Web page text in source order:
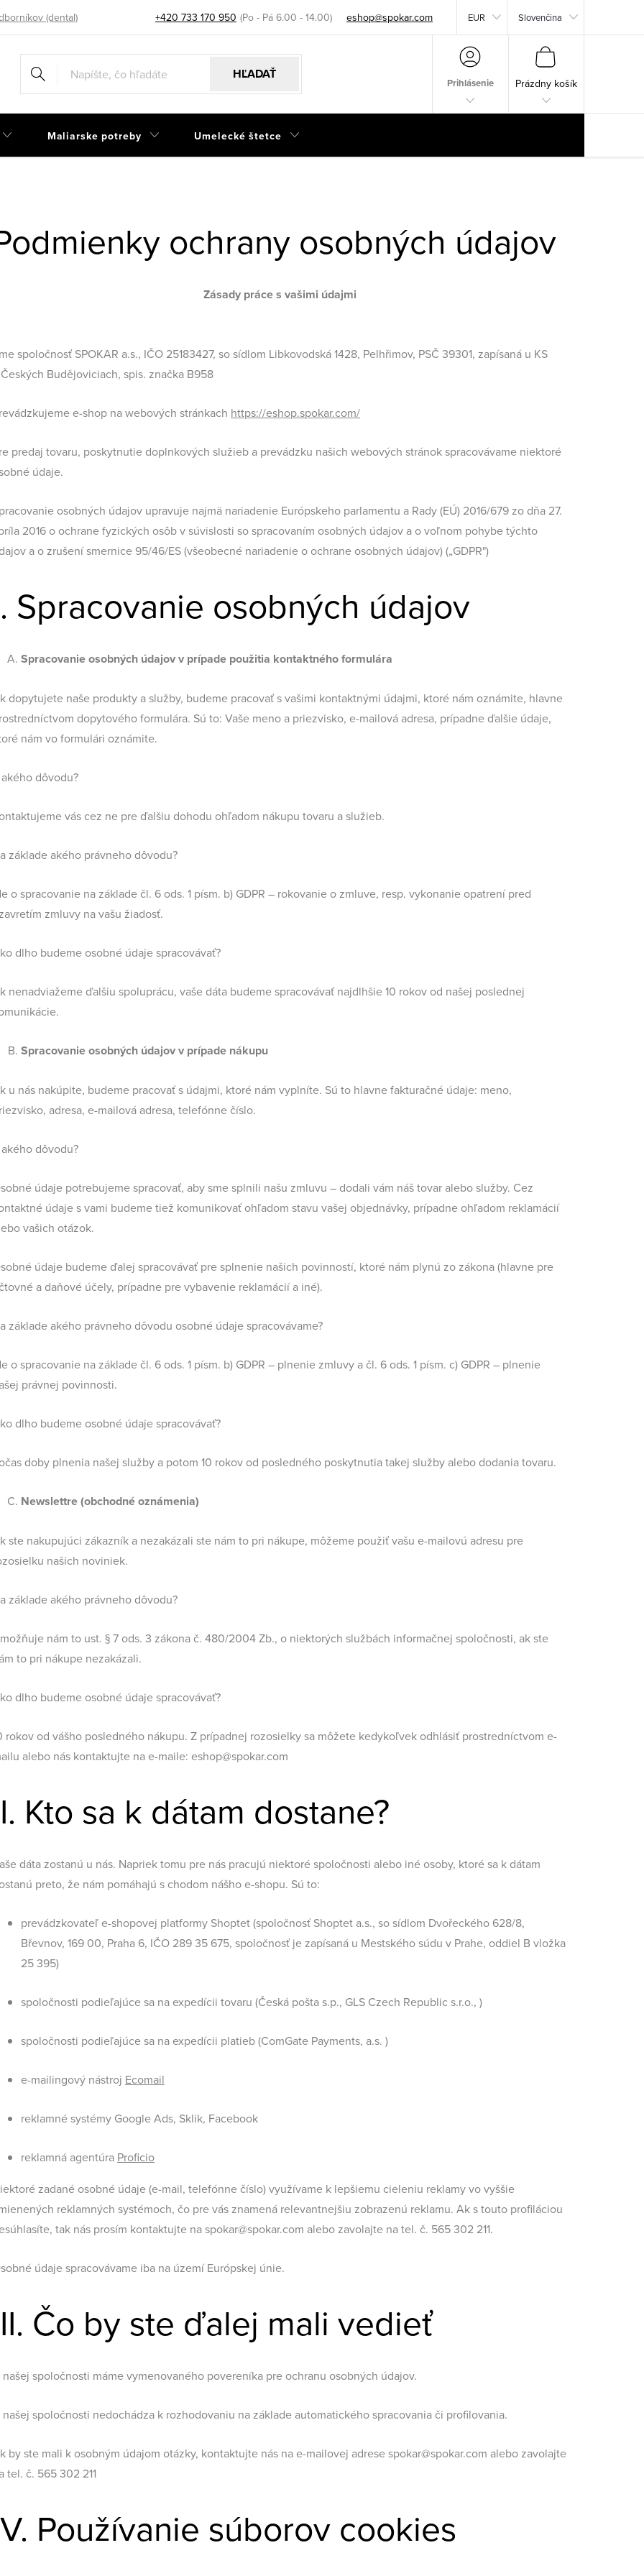
+420 733 170 950 eshop@spokar.com
(dental) EUR Slovenčina
HĽADAŤ
Prihlásenie
Prázdny košík
Maliarske potreby Umelecké štetce
ochrany osobných údajov
Zásady práce s vašimi údajmi
spoločnosť SPOKAR a.s., IČO 25183427, so sídlom Libkovodská 1428, Pelhřimov, PSČ 39301, zapísaná u KS
Budějoviciach, spis. značka B958
e-shop na webových stránkach https://eshop.spokar.com/
predaj tovaru, poskytnutie doplnkových služieb a prevádzku našich webových stránok spracovávame niektoré
údaje.
osobných údajov upravuje najmä nariadenie Európskeho parlamentu a Rady (EÚ) 2016/679 zo dňa 27.
2016 o ochrane fyzických osôb v súvislosti so spracovaním osobných údajov a o voľnom pohybe týchto
a o zrušení smernice 95/46/ES (všeobecné nariadenie o ochrane osobných údajov) („GDPR")
Spracovanie osobných údajov
Spracovanie osobných údajov v prípade použitia kontaktného formulára
dopytujete naše produkty a služby, budeme pracovať s vašimi kontaktnými údajmi, ktoré nám oznámite, hlavne
dopytového formulára. Sú to: Vaše meno a priezvisko, e-mailová adresa, prípadne ďalšie údaje,
nám vo formulári oznámite.
dôvodu?
vás cez ne pre ďalšiu dohodu ohľadom nákupu tovaru a služieb.
základe akého právneho dôvodu?
o spracovanie na základe čl. 6 ods. 1 písm. b) GDPR – rokovanie o zmluve, resp. vykonanie opatrení pred
zmluvy na vašu žiadosť.
dlho budeme osobné údaje spracovávať?
nenadviažeme ďalšiu spoluprácu, vaše dáta budeme spracovávať najdlhšie 10 rokov od našej poslednej
Spracovanie osobných údajov v prípade nákupu
u nás nakúpite, budeme pracovať s údajmi, ktoré nám vyplníte. Sú to hlavne fakturačné údaje: meno,
adresa, e-mailová adresa, telefónne číslo.
dôvodu?
údaje potrebujeme spracovať, aby sme splnili našu zmluvu – dodali vám náš tovar alebo služby. Cez
údaje s vami budeme tiež komunikovať ohľadom stavu vašej objednávky, prípadne ohľadom reklamácií
vašich otázok.
údaje budeme ďalej spracovávať pre splnenie našich povinností, ktoré nám plynú zo zákona (hlavne pre
a daňové účely, prípadne pre vybavenie reklamácií a iné).
základe akého právneho dôvodu osobné údaje spracovávame?
o spracovanie na základe čl. 6 ods. 1 písm. b) GDPR – plnenie zmluvy a čl. 6 ods. 1 písm. c) GDPR – plnenie
právnej povinnosti.
dlho budeme osobné údaje spracovávať?
doby plnenia našej služby a potom 10 rokov od posledného poskytnutia takej služby alebo dodania tovaru.
Newslettre (obchodné oznámenia)
ste nakupujúci zákazník a nezakázali ste nám to pri nákupe, môžeme použiť vašu e-mailovú adresu pre
našich noviniek.
základe akého právneho dôvodu?
nám to ust. § 7 ods. 3 zákona č. 480/2004 Zb., o niektorých službách informačnej spoločnosti, ak ste
to pri nákupe nezakázali.
dlho budeme osobné údaje spracovávať?
rokov od vášho posledného nákupu. Z prípadnej rozosielky sa môžete kedykoľvek odhlásiť prostredníctvom e-
alebo nás kontaktujte na e-maile: eshop@spokar.com
Kto sa k dátam dostane?
dáta zostanú u nás. Napriek tomu pre nás pracujú niektoré spoločnosti alebo iné osoby, ktoré sa k dátam
preto, že nám pomáhajú s chodom nášho e-shopu. Sú to:
prevádzkovateľ e-shopovej platformy Shoptet (spoločnosť Shoptet a.s., so sídlom Dvořeckého 628/8,
Břevnov, 169 00, Praha 6, IČO 289 35 675, spoločnosť je zapísaná u Mestského súdu v Prahe, oddiel B vložka
25 395)
spoločnosti podieľajúce sa na expedícii tovaru (Česká pošta s.p., GLS Czech Republic s.r.o., )
spoločnosti podieľajúce sa na expedícii platieb (ComGate Payments, a.s. )
e-mailingový nástroj Ecomail
reklamné systémy Google Ads, Sklik, Facebook
reklamná agentúra Proficio
zadané osobné údaje (e-mail, telefónne číslo) využívame k lepšiemu cieleniu reklamy vo vyššie
reklamných systémoch, čo pre vás znamená relevantnejšiu zobrazenú reklamu. Ak s touto profiláciou
tak nás prosím kontaktujte na spokar@spokar.com alebo zavolajte na tel. č. 565 302 211.
údaje spracovávame iba na území Európskej únie.
Čo by ste ďalej mali vedieť
našej spoločnosti máme vymenovaného povereníka pre ochranu osobných údajov.
našej spoločnosti nedochádza k rozhodovaniu na základe automatického spracovania či profilovania.
by ste mali k osobným údajom otázky, kontaktujte nás na e-mailovej adrese spokar@spokar.com alebo zavolajte
tel. č. 565 302 211
Používanie súborov cookies